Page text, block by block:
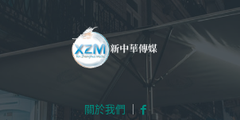
關於我們